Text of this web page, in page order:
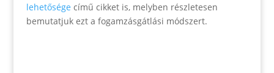
lehetősége című cikket is, melyben részletesen
bemutatjuk ezt a fogamzásgátlási módszert.